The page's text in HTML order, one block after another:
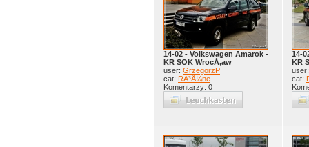
14-02 - Volkswagen Amarok -
KR SOK WrocÅ‚aw
user: GrzegorzP
cat: RÃ³Å¼ne
Komentarzy: 0
14-
KR
cat: